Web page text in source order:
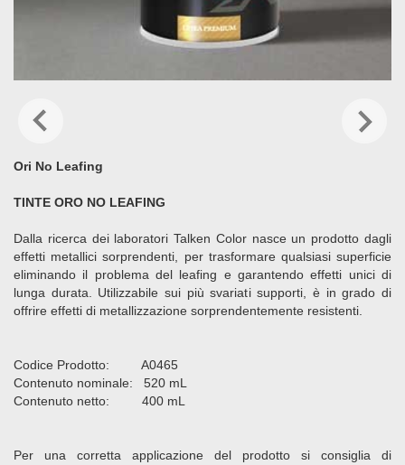
Ori No Leafing
TINTE ORO NO LEAFING
Dalla ricerca dei laboratori Talken Color nasce un prodotto dagli
effetti metallici sorprendenti, per trasformare qualsiasi superficie
eliminando il problema del leafing e garantendo effetti unici di
lunga durata. Utilizzabile sui più svariati supporti, è in grado di
offrire effetti di metallizzazione sorprendentemente resistenti.
Codice Prodotto: A0465
Contenuto nominale: 520 mL
Contenuto netto: 400 mL
Per una corretta applicazione del prodotto si consiglia di